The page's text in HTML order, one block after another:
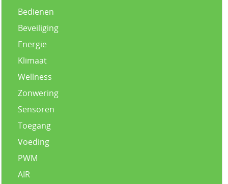
Bedienen
Beveiliging
Energie
Klimaat
Wellness
Zonwering
Sensoren
Toegang
Voeding
PWM
AIR